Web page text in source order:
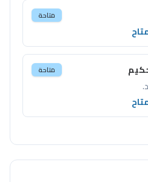
متاحة
متاحة